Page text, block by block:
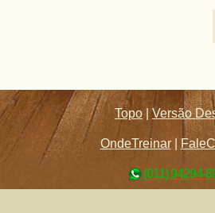
Topo |Versão
OndeTreinar|
(011) 94294-